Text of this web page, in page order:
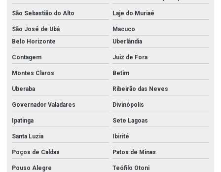
São Sebastião do Alto Laje do Muriaé
São José de Ubá
Macuco
Belo Horizonte
Uberlândia
Contagem Juiz de Fora
Montes Claros Betim
Uberaba Ribeirão das Neves
Governador Valadares Divinópolis
Ipatinga Sete Lagoas
Santa Luzia Ibirité
Poços de Caldas Patos de Minas
Pouso Alegre Teófilo Otoni